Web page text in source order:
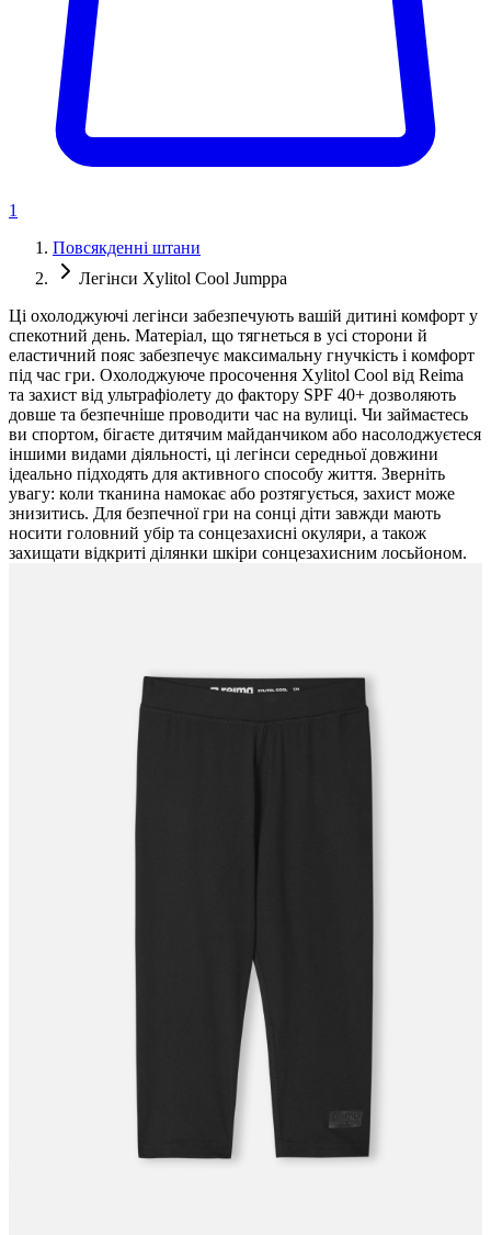
1
Повсякденні штани
Легінси Xylitol Cool Jumppa
Ці охолоджуючі легінси забезпечують вашій дитині комфорт у
спекотний день. Матеріал, що тягнеться в усі сторони й
еластичний пояс забезпечує максимальну гнучкість і комфорт
під час гри. Охолоджуюче просочення Xylitol Cool від Reima
та захист від ультрафіолету до фактору SPF 40+ дозволяють
довше та безпечніше проводити час на вулиці. Чи займаєтесь
ви спортом, бігаєте дитячим майданчиком або насолоджуєтеся
іншими видами діяльності, ці легінси середньої довжини
ідеально підходять для активного способу життя. Зверніть
увагу: коли тканина намокає або розтягується, захист може
знизитись. Для безпечної гри на сонці діти завжди мають
носити головний убір та сонцезахисні окуляри, а також
захищати відкриті ділянки шкіри сонцезахисним лосьйоном.